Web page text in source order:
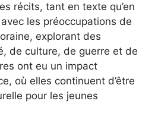
récits, tant en texte qu’en
les préoccupations de
explorant des
de culture, de guerre et de
ont eu un impact
où elles continuent d’être
pour les jeunes